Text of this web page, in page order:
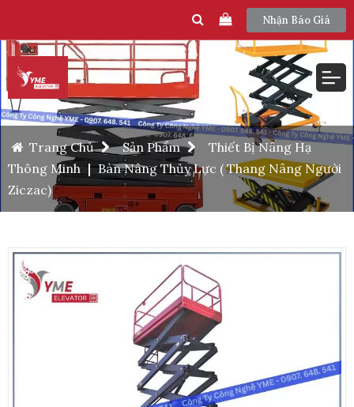
Nhận Báo Giá
Trang Chủ Sản Phẩm
Thiết Bị Nâng Hạ
Thông Minh | Bàn Nâng Thủy Lực ( Thang Nâng Người
Ziczac)